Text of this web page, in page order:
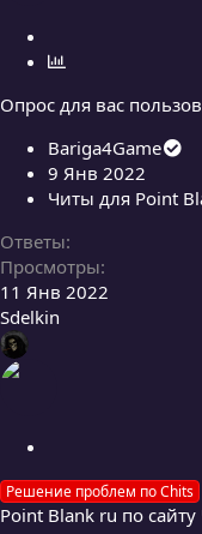
а
р
п
л
н
о
р
с
Опрос для вас
Bariga4Game
9 Янв 2022
Читы для Point
Ответы
Просмотры
11 Янв 2022
Sdelkin
к
р
Решение проблем по Chits
Point Blank ru по сайту